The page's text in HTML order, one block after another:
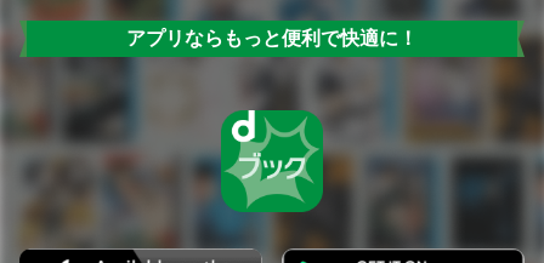
アプリならもっと便利で快適に！